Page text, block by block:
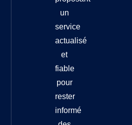
un
service
actualisé
et
fiable
pour
rester
informé